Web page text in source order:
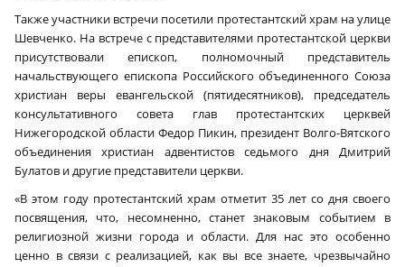
Также участники встречи посетили протестантский храм на улице
Шевченко. На встрече с представителями протестантской церкви
присутствовали епископ, полномочный представитель
начальствующего епископа Российского объединенного Союза
христиан веры евангельской (пятидесятников), председатель
консультативного совета глав протестантских церквей
Нижегородской области Федор Пикин, президент Волго-Вятского
объединения христиан адвентистов седьмого дня Дмитрий
Булатов и другие представители церкви.
«В этом году протестантский храм отметит 35 лет со дня своего
посвящения, что, несомненно, станет знаковым событием в
религиозной жизни города и области. Для нас это особенно
ценно в связи с реализацией, как вы все знаете, чрезвычайно